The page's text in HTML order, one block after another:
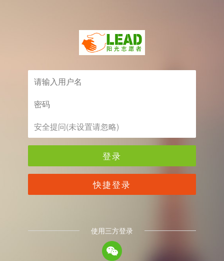
登录
快捷登录
使用三方登录